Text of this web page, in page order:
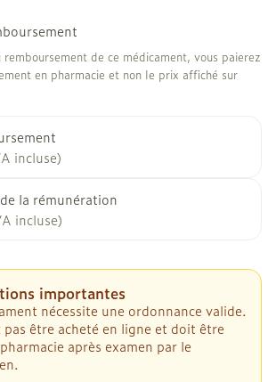
de ce médicament, vous paierez
en pharmacie et non le prix affiché sur
incluse)
la rémunération
incluse)
importantes
nécessite une ordonnance valide.
pas être acheté en ligne et doit être
après examen par le